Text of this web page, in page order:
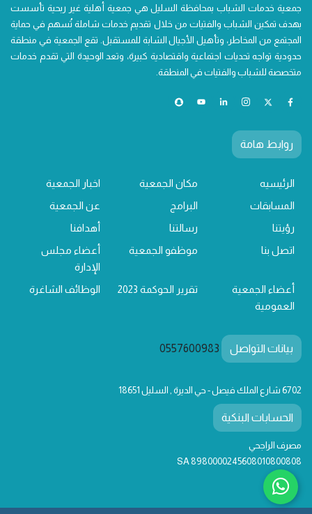
جمعية خدمات الشباب بمحافظة السليل هي جمعية أهلية غير ربحية تأسست
بهدف تمكين الشباب والفتيات من خلال تقديم خدمات شاملة تُسهم في حماية
المجتمع من المخاطر، وتأهيل الأجيال الشابة للمستقبل. تقع الجمعية في منطقة
حدودية تواجه تحديات اجتماعية واقتصادية كبيرة، وتعد الوحيدة التي تقدم خدمات
متخصصة للشباب والفتيات في المنطقة.
روابط هامة
الرئيسيه مكان الجمعية
اخبار الجمعية
المسابقات
البرامج
عن الجمعية
رؤيتنا
رسالتنا
أهدافنا
اتصل بنا
موظفو الجمعية
أعضاء مجلس
الإدارة
أعضاء الجمعية
العمومية
تقرير الحوكمة 2023 الوظائف الشاغرة
بيانات التواصل 0557600983
6702 شارع الملك فيصل - حي الديرة , السليل 18651
الحسابات البنكية
مصرف الراجحي
SA 8980000245608010800808